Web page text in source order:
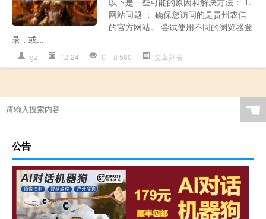
网站问题 ： 确保您访问的是贵州农信
的官方网站。 尝试使用不同的浏览器登
录，或...
gz 12-24 0 580 文章列表
☚
公告